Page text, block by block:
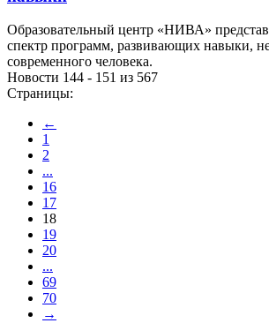
Образовательный центр «НИВА»
спектр программ, развивающих навыки,
современного человека.
Новости 144 - 151 из 567
Страницы:
←
1
2
...
16
17
18
19
20
...
69
70
→